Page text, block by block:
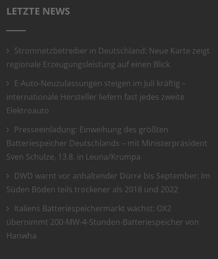
LETZTE NEWS
Stromnetzbetreiber in Deutschland: Neue Karte zeigt
regionale Erzeugungsleistung auf einen Blick
E-Auto-Neuzulassungen steigen im Juli kräftig –
internationale Hersteller liefern fast jedes zweite
Elektroauto
Presseeinladung: Einweihung des größten
Batteriespeicher Deutschlands – mit Ministerpräsident
Sven Schulze, 13.8. in Leuna/Krumpa
DWD warnt vor anhaltender Dürre bis September: Im
Süden Böden teils trockener als 2018 und 2022
Italiens Batteriespeichermarkt wächst: OX2
übernimmt 200-MW-4-Stunden-Batteriespeicher von
Hanwha